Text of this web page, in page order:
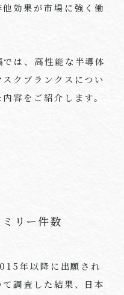
効果が市場に強く働
は、高性能な半導体
クブランクスについ
容をご紹介します。
リー件数
年以降に出願され
調査した結果、日本